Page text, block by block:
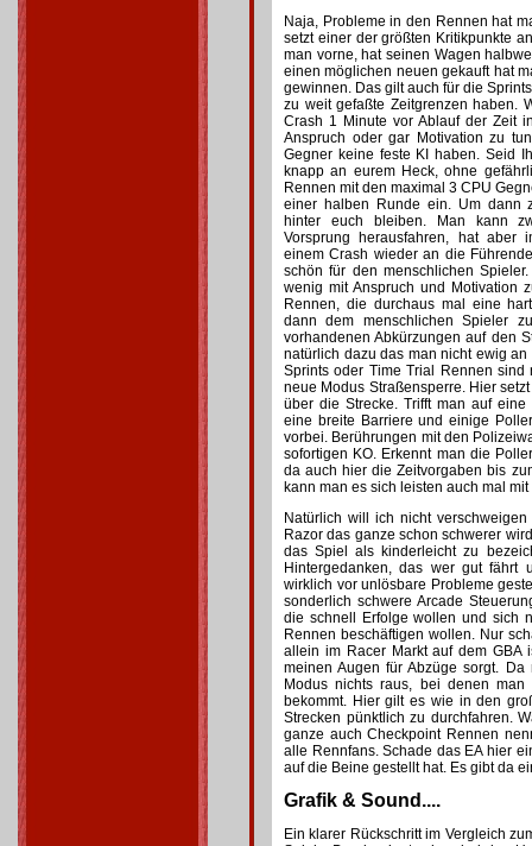
Naja, Probleme in den Rennen hat
setzt einer der größten Kritikpunkte
man vorne, hat seinen Wagen
einen möglichen neuen gekauft hat
gewinnen. Das gilt auch für die
zu weit gefaßte Zeitgrenzen haben.
Crash 1 Minute vor Ablauf der Zeit
Anspruch oder gar Motivation zu
Gegner keine feste KI haben. Seid
knapp an eurem Heck, ohne
Rennen mit den maximal 3 CPU
einer halben Runde ein. Um dann
hinter euch bleiben. Man kann
Vorsprung herausfahren, hat aber
einem Crash wieder an die
schön für den menschlichen
wenig mit Anspruch und Motivation
Rennen, die durchaus mal eine
dann dem menschlichen Spieler
vorhandenen Abkürzungen auf den
natürlich dazu das man nicht ewig
Sprints oder Time Trial Rennen
neue Modus Straßensperre. Hier
über die Strecke. Trifft man auf
eine breite Barriere und einige
vorbei. Berührungen mit den
sofortigen KO. Erkennt man die
da auch hier die Zeitvorgaben bis
kann man es sich leisten auch mal
Natürlich will ich nicht
Razor das ganze schon schwerer
das Spiel als kinderleicht zu
Hintergedanken, das wer gut fährt
wirklich vor unlösbare Probleme
sonderlich schwere Arcade
die schnell Erfolge wollen und sich
Rennen beschäftigen wollen. Nur
allein im Racer Markt auf dem GBA
meinen Augen für Abzüge sorgt.
Modus nichts raus, bei denen
bekommt. Hier gilt es wie in den
Strecken pünktlich zu durchfahren.
ganze auch Checkpoint Rennen
alle Rennfans. Schade das EA hier
auf die Beine gestellt hat. Es gibt da
Grafik & Sound....
Ein klarer Rückschritt im Vergleich